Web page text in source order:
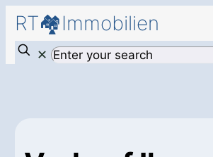
RT🏘️Immobilien
✕